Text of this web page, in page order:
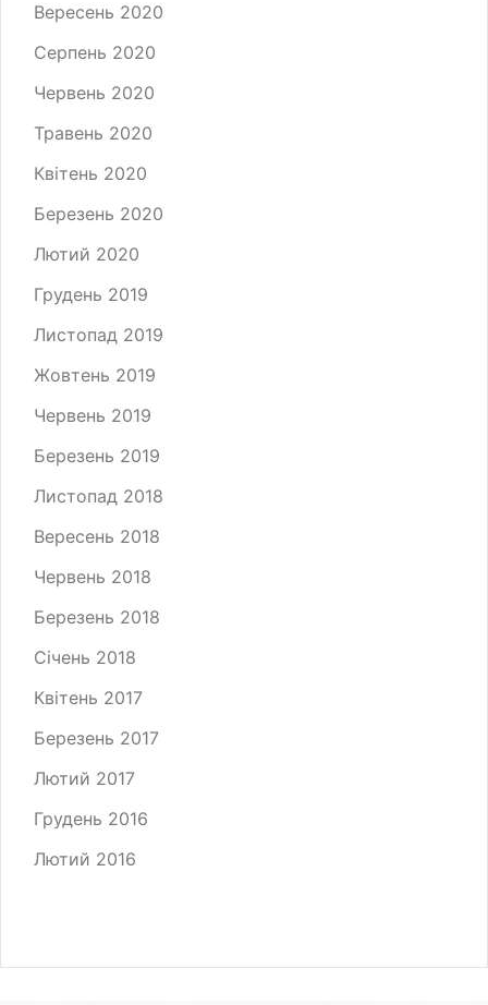
Вересень 2020
Серпень 2020
Червень 2020
Травень 2020
Квітень 2020
Березень 2020
Лютий 2020
Грудень 2019
Листопад 2019
Жовтень 2019
Червень 2019
Березень 2019
Листопад 2018
Вересень 2018
Червень 2018
Березень 2018
Січень 2018
Квітень 2017
Березень 2017
Лютий 2017
Грудень 2016
Лютий 2016